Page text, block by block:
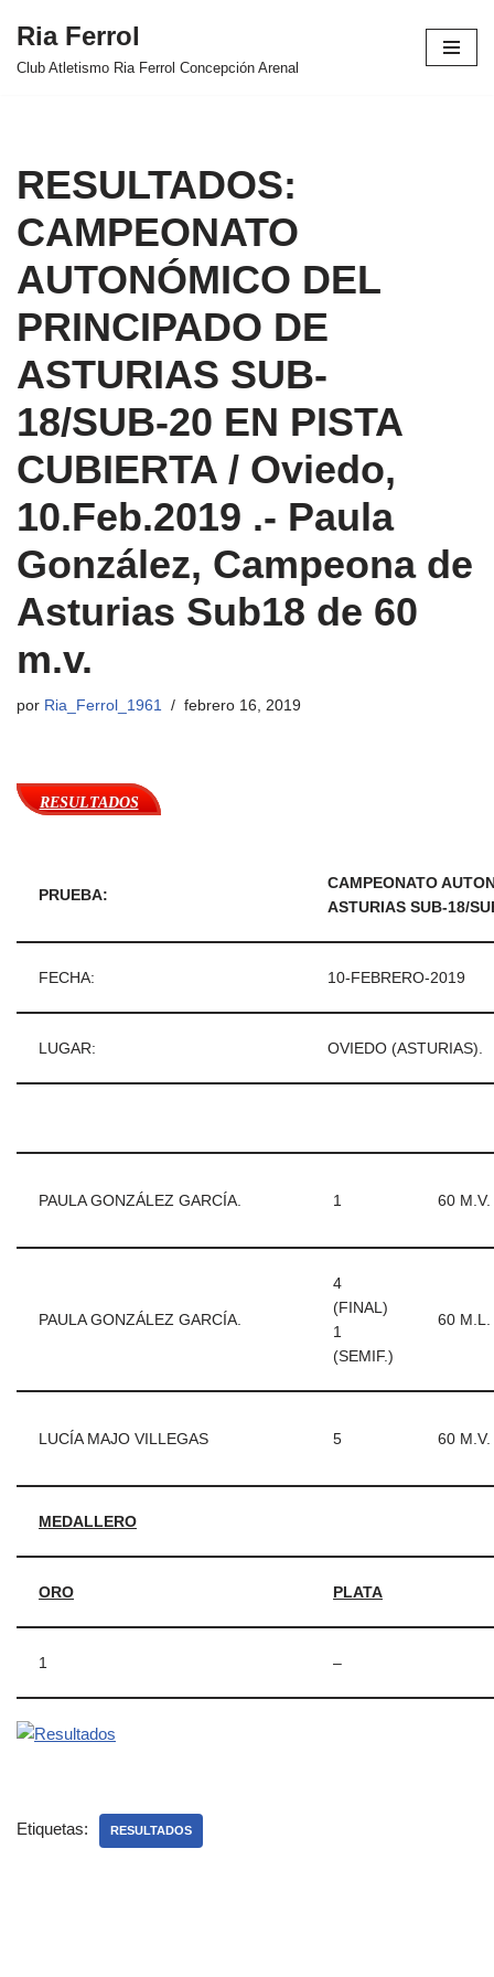
Saltar
Ria Ferrol
Club Atletismo Ria Ferrol Concepción Arenal
RESULTADOS:
CAMPEONATO
AUTONÓMICO DEL
PRINCIPADO DE
ASTURIAS SUB-
18/SUB-20 EN PISTA
CUBIERTA / Oviedo,
10.Feb.2019 .- Paula
González, Campeona de
Asturias Sub18 de 60
m.v.
por Ria_Ferrol_1961 febrero 16, 2019
RESULTADOS
PRUEBA:
CAMPEONATO
ASTURIAS SUB-18/
FECHA: 10-FEBRERO-2019
LUGAR: OVIEDO (ASTURIAS).
PAULA GONZÁLEZ GARCÍA. 1 60 M.V.
PAULA GONZÁLEZ GARCÍA.
4
(FINAL)
1
(SEMIF.)
60 M.L.
LUCÍA MAJO VILLEGAS 5 60 M.V.
MEDALLERO
ORO PLATA
1 –
Etiquetas: RESULTADOS